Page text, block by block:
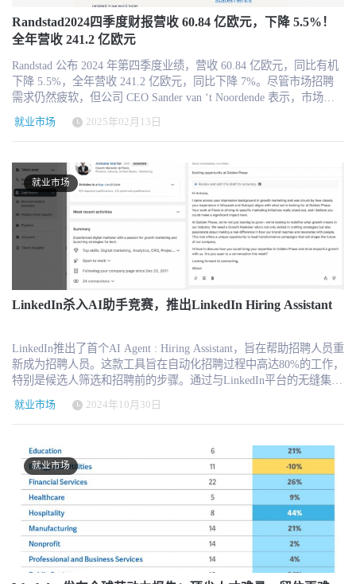
CRM、HRMS 数据合在一起，自动发现利润缺口、进度滞后和预算
超支。原来这要我和 CFO 手动处理几个小时。 这种超级员工效应正
在进行中：美国目前失业率仍很低（4.2%），正如我在上一篇关于
初级岗位的文章里说明的，工作市场虽有波动，但白领工作将在几
十年内继续存在。我们只处在转型期。 我猜想当初互联网兴起
（1998 年左右），人们预测“书本”会消失、零售门店会消失。但现
实恰恰相反：作家和零售者进化为使用和借助网络。27 年后，我们
建立了 Substack、混合电子商务、移动点餐等商业模式，推动图书出
旦你意识到你会看到它无处不在。 这种关于我们工作、职业、生活
的“创造性重塑”只会加速。我告诉客户：你们都是开发者！只要用英
语（或本语）学习如何“编程与自动化”你的工作、生活与企业。 第
三，AI 并不像 AI 工程师认为的那般“智能” 虽说大家痴迷于 AI 超智
能和通用人工智能（GAI），但人类基因组比 AI 的高级数学复杂
1,000 倍。我们的基因组是数百万年进化的产物，因此人类擅长“感
知、创造、情感与不可预测性”。 70 万亿种蛋白质组成为我们
DNA，每个细胞类型不同。这些 DNA 编码了千万年的学习、进化、
环境与经验，有些科学家认为它近乎无限。拜托 Nvidia，不要拿它
跟人比。 人类的这些“人类技能”：感知力、同理心、创造力、雄
的分析引擎，肯定会从经验中学习。 比如 Meta 刚宣布“超级智能实
验室”，说到底是为了卖广告（也许还想做“恋爱机器人”）。它的业
务由广告驱动，我懒得相信它会彻底改变我们的行业。除了让广告
另一方面，我对“物理 AI”非常感兴趣——涉及物理、光、动量等方
面，比如自动车辆、类人机器人和军用用途。我在中东看到了
安全——非常让人毛骨悚然。 今天我在健身时跟教练聊起那些可以
清理 100 磅杠铃的机器人。早年我在炼厂工作时，有一年硫化物泄
漏杀死了一名操作工，那次惨剧绝对值得投资数百万来部署机器人
监测系统。我猜现在很多化工厂、核电厂都在用这种机器人。我曾
在核电站实习时，电厂工作人员总说“别靠那个阀门太近，因为那里
有辐射”，但你看不见、感觉不到东西！ 所以 AI 有成千上万惊人的
用途，但这并不意味着自动驾驶汽车或炼厂机器人可以“感知”或“理
解”道路、工厂或天气中的微妙差异。当然随着时间编码这些信号，
方案业务：下降 13.6% 市场营销解决方案业务：增长 7.4% HR 解决
方案 受到企业招聘预算缩减的影响，表现略显疲软；而 市场营销解
决方案 受数字广告和在线招聘推广增长的带动，呈现稳定增长。 招
聘与派遣业务——增长 1.1% 营收：4,384 亿日元（28.5 亿美元），
同比增长 1.1% 日本市场：增长 7.8% 欧洲、美国和澳大利亚市场：
下降 4.2% 日本市场招聘需求依然旺盛，但欧洲和美国市场受到经济
标 3.56 万亿日元（231.7 亿美元），同比增长 4.2%，预计调整后
EBITDA 为 6,730 亿日元（44 亿美元，同比增长 12.5%），营业利
润预计 4,880 亿日元（31.9 亿美元，同比增长 21.2%）。 公司强
调，未来业绩的关键变量是美国市场的招聘趋势，如果需求保持稳
定，HR 科技业务将继续维持两位数增长。 股价表现与市值 截至
2025 年 2 月 12 日，Recruit Holdings 股价收于 10,660 日元（69.40
美元），当日下跌 0.84%，仍低于 2024 年 12 月 12 日创下的 52 周
高点 11,895 日元（77.44 美元）。当前市值为 17.59 万亿日元（约
114.5 亿美元，按 1 美元 = 153.59 日元计算）。 未来发展战略 强化
HR 科技业务全球扩张 AI 人才匹配技术的进一步开发，提升企业招
聘效率 加强 HR SaaS 产品，如 AirWORK、AirHR，扩大市场覆盖
优化招聘与派遣业务运营 提高日本市场运营效率，提升盈利能力 密
推进数字招聘广告和数据驱动的精准营销。 股票回购计划继续推进
公司正在执行 6,000 亿日元（39 亿美元）的股票回购计划，以增强
股东回报，支撑股价。 管理层评论 Recruit Holdings 在财报电话会议
上表示： “我们第三季度的业绩反映了 HR 科技业务的持续增长，以
及 美国招聘市场的稳定表现。尽管欧洲市场面临挑战，我们仍然保
司计划在 2025 年 5 月公布 2025 财年市场展望 及 未来增长战略。
关于 Recruit Holdings Recruit Holdings Co., Ltd. 是全球领先的 人力资
源科技、招聘、市场营销解决方案提供商，旗下拥有 Indeed、
Glassdoor 等全球知名招聘品牌，并在日本、美国、欧洲等市场提供
招聘与人力资源解决方案。 更多信息，请访问：www.recruit-
holdings.com 本财报发布后，股价反应较温和，但市场仍密切关注未
来招聘市场的趋势。HR 科技业务的强劲增长是 Recruit 未来的核心
增长动力，而欧洲市场的招聘需求恢复情况将成为未来几个季度的
重要观察点。公司对 2024 财年 维持增长目标，全年营收预计达
Randstad2024四季度财报营收 60.84 亿欧元，下降 5.5%！
全年营收 241.2 亿欧元
Randstad 公布 2024 年第四季度业绩，营收 60.84 亿欧元，同比有机
下降 5.5%，全年营收 241.2 亿欧元，同比下降 7%。尽管市场招聘
需求仍然疲软，但公司 CEO Sander van ‘t Noordende 表示，市场环
优化成本控制。第四季度毛利润 11.44 亿欧元（同比下降 11%），
调整后 EBITA 2 亿欧元（同比下降 30%），但仍超出市场预期。北
美市场收入下降 7%，北欧 7%，亚太 3%，而南欧、英国和拉美市
场跌幅较小（4%）。其中，Randstad Digital 下降 8%，Randstad
Enterprise 下降 7%，显示市场需求变化。展望 2025 年，Randstad 预
计 Q1 收入趋稳，毛利率略有提高，运营成本下降。公司股价报
40.02 欧元，市值 75 亿欧元。 阿姆斯特丹，2025 年 2 月 12 日 – 全
球最大的人力资源服务公司 Randstad N.V. (RAND: NV) 公布 2024 年
第四季度财报，营收 60.84 亿欧元，较 2023 年同期有机下降 5.5%。
由于工作日增加和汇率的正面影响，报告营收下降幅度较小，仅为
1.6%。 全年营收总计 241.2 亿欧元，有机同比下降 7%。尽管市场
环境充满挑战，Randstad CEO Sander van ‘t Noordende 强调，公司在
亿欧元，同比下降 11%，毛利率从 2023 年 Q4 的 20.7% 降至
18.8%。调整后 EBITA 为 2 亿欧元，有机下降 30%，高于市场预
期。扣除 7900 万欧元的整合成本和一次性费用后，EBITA 为 1.21
亿欧元，相比 2023 年 Q4 的 2.2 亿欧元下降 45%。 公司报告 运营
域业务表现 Randstad 在全球主要市场的表现不尽相同，多数地区收
入下降，但部分市场仍保持增长。 北美市场：营收有机下降 7%，
其中美国业务下降 7%，加拿大业务下降 14%。 北欧市场：整体下
降 7%，其中荷兰下降 10%，德国下降 8%，其他北欧国家下降
8%。 南欧、英国及拉美市场：表现相对稳健，总体下降 4%。其中
法国下降 8%，意大利增长 1%，伊比利亚市场增长 5%（西班牙增
长 9%，葡萄牙下降 10%）。 亚太市场：营收下降 3%，其中日本市
场持平，但澳大利亚/新西兰下降 8%，印度市场增长 13%。 业务分
部门表现 Randstad 于 2024 年初调整了业务结构，以适应其专业化发
就业市场 2025年02月13日
就业市场
LinkedIn杀入AI助手竞赛，推出LinkedIn Hiring Assistant
LinkedIn推出了首个AI Agent : Hiring Assistant，旨在帮助招聘人员重
新成为招聘人员。这款工具旨在自动化招聘过程中高达80%的工作，
特别是候选人筛选和招聘前的步骤。通过与LinkedIn平台的无缝集
人的质量。该工具的“体验记忆”和“项目记忆”功能，可以记录招聘人
员的搜索和操作习惯，并将所有与招聘项目相关的信息进行整合，
的招聘流程中得到了应用，这些公司报告称，通过LinkedIn招聘助
手，招聘人员的生产力显著提升，候选人质量也得到了极大的改
善。招聘前的AI辅助搜索仅需30秒即可完成，而传统的搜索通常需
要15分钟。 LinkedIn招聘助手还通过AI驱动的沟通功能改善了候选
人的体验。数据显示，使用AI辅助发送的招聘信息的接受率提高了
44%，接受速度也加快了11%。此外，AI搜索的候选人接受率高出
18%。 随着越来越多的公司采用AI技术，招聘与候选人之间的竞争
日益加剧。求职者也在利用AI工具优化简历，甚至在面试中使用AI
就业市场 2024年10月30日
就业市场